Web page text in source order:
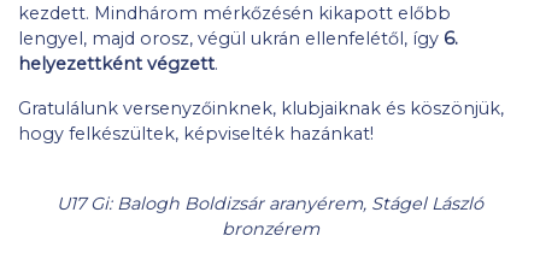
kezdett. Mindhárom mérkőzésén kikapott előbb
lengyel, majd orosz, végül ukrán ellenfelétől, így 6.
helyezettként végzett.
Gratulálunk versenyzőinknek, klubjaiknak és köszönjük,
hogy felkészültek, képviselték hazánkat!
U17 Gi: Balogh Boldizsár aranyérem, Stágel László
bronzérem